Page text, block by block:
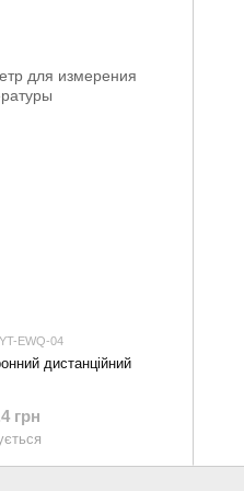
EWQ-04
дистанційний
грн